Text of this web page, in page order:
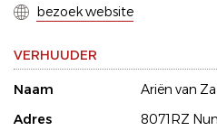
bezoek website
VERHUUDER
Naam
Ariën van
Adres
8071RZ